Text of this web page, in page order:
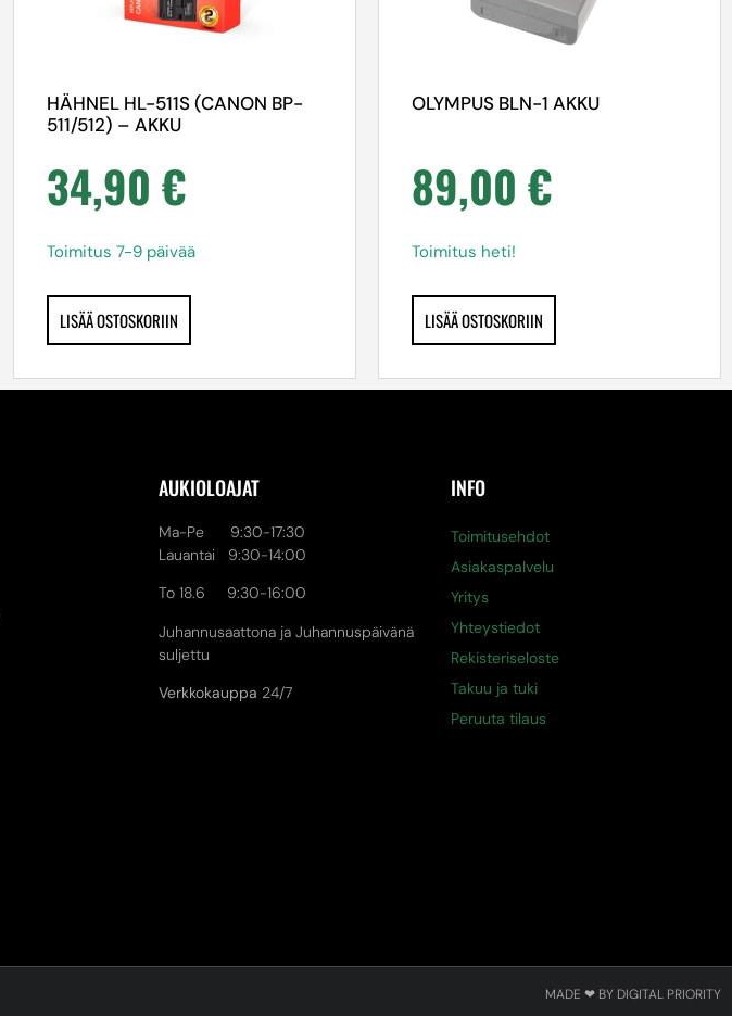
HÄHNEL HL-511S (CANON BP-
511/512) – AKKU
34,90 €
Toimitus 7-9 päivää
LISÄÄ OSTOSKORIIN
OLYMPUS BLN-1 AKKU
89,00 €
Toimitus heti!
LISÄÄ OSTOSKORIIN
AUKIOLOAJAT
Ma-Pe 9:30-17:30
Lauantai 9:30-14:00
To 18.6 9:30-16:00
Juhannusaattona ja Juhannuspäivänä
suljettu
Verkkokauppa 24/7
INFO
Toimitusehdot
Asiakaspalvelu
Yritys
Yhteystiedot
Rekisteriseloste
Takuu ja tuki
Peruuta tilaus
MADE ❤ BY DIGITAL PRIORITY